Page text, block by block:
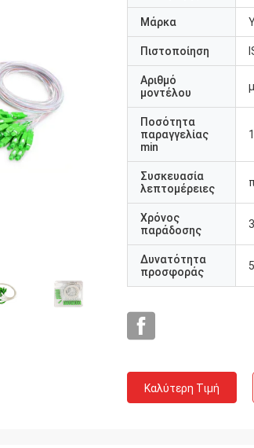
rhode alain,Γαλλία
Είναι πολύ ωραίο να συνεργάζεσαι με
πραγματικούς επαγγελματίες. Είναι
προσεκτικοί και ανταποκρίνονται
Μάρκα
Πιστοποίηση
Αριθμό
μοντέλου
Ποσότητα
παραγγελίας
min
1
Συσκευασία
λεπτομέρειες
Χρόνος
παράδοσης
Δυνατότητα
προσφοράς
Καλύτερη Τιμή